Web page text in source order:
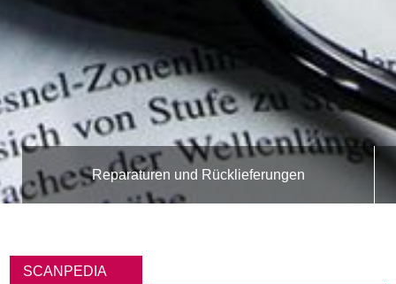
Reparaturen und Rücklieferungen
f
SCANPEDIA